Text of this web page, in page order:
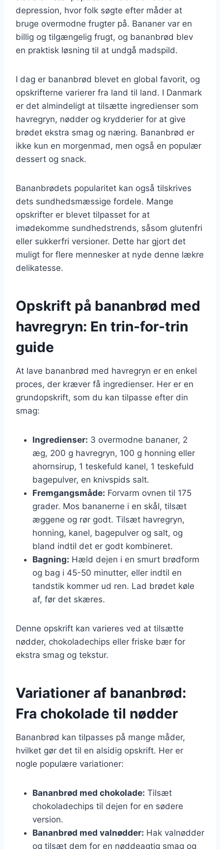
depression, hvor folk søgte efter måder at
bruge overmodne frugter på. Bananer var en
billig og tilgængelig frugt, og bananbrød blev
en praktisk løsning til at undgå madspild.
I dag er bananbrød blevet en global favorit, og
opskrifterne varierer fra land til land. I Danmark
er det almindeligt at tilsætte ingredienser som
havregryn, nødder og krydderier for at give
brødet ekstra smag og næring. Bananbrød er
ikke kun en morgenmad, men også en populær
dessert og snack.
Bananbrødets popularitet kan også tilskrives
dets sundhedsmæssige fordele. Mange
opskrifter er blevet tilpasset for at
imødekomme sundhedstrends, såsom glutenfri
eller sukkerfri versioner. Dette har gjort det
muligt for flere mennesker at nyde denne lækre
delikatesse.
Opskrift på bananbrød med
havregryn: En trin-for-trin
guide
At lave bananbrød med havregryn er en enkel
proces, der kræver få ingredienser. Her er en
grundopskrift, som du kan tilpasse efter din
smag:
Ingredienser: 3 overmodne bananer, 2
æg, 200 g havregryn, 100 g honning eller
ahornsirup, 1 teskefuld kanel, 1 teskefuld
bagepulver, en knivspids salt.
Fremgangsmåde: Forvarm ovnen til 175
grader. Mos bananerne i en skål, tilsæt
æggene og rør godt. Tilsæt havregryn,
honning, kanel, bagepulver og salt, og
bland indtil det er godt kombineret.
Bagning: Hæld dejen i en smurt brødform
og bag i 45-50 minutter, eller indtil en
tandstik kommer ud ren. Lad brødet køle
af, før det skæres.
Denne opskrift kan varieres ved at tilsætte
nødder, chokoladechips eller friske bær for
ekstra smag og tekstur.
Variationer af bananbrød:
Fra chokolade til nødder
Bananbrød kan tilpasses på mange måder,
hvilket gør det til en alsidig opskrift. Her er
nogle populære variationer:
Bananbrød med chokolade: Tilsæt
chokoladechips til dejen for en sødere
version.
Bananbrød med valnødder: Hak valnødder
og tilsæt dem for en nøddeagtig smag og